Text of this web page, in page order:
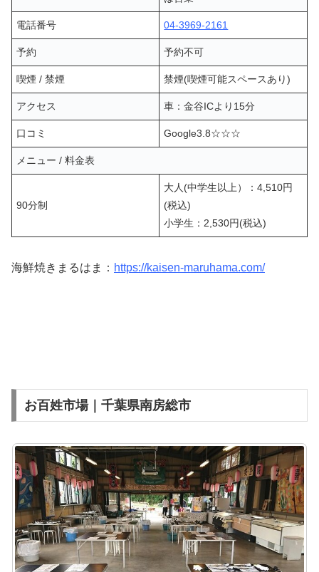
電話番号 04-3969-2161
予約 予約不可
喫煙 / 禁煙 禁煙(喫煙可能スペースあり)
アクセス 車：金谷ICより15分
口コミ Google3.8☆☆☆
メニュー / 料金表
90分制
大人(中学生以上）：4,510円
(税込)
小学生：2,530円(税込)
海鮮焼きまるはま： https://kaisen-maruhama.com/
お百姓市場｜千葉県南房総市